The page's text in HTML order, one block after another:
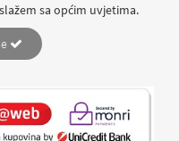
sa općim uvjetima.